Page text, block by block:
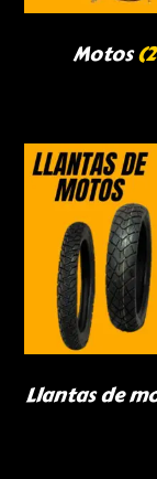
Motos
Llantas de